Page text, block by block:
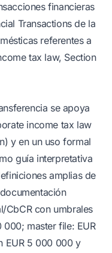
financieras
Transactions de la
referentes a
tax law, Section
se apoya
income tax law
y en un uso formal
guía interpretativa
amplias de
CbCR con umbrales
master file: EUR
EUR 5 000 000 y